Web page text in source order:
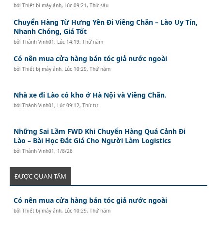
bởiThiết bị máy ảnh, Lúc 09:21, Thứ sáu
Chuyển Hàng Từ Hưng Yên Đi Viêng Chăn – Lào Uy Tín,
Nhanh Chóng, Giá Tốt
bởiThành Vinh01, Lúc 14:19, Thứ năm
Có nên mua cửa hàng bán tóc giả nước ngoài
bởiThiết bị máy ảnh, Lúc 10:29, Thứ năm
Nhà xe đi Lào có kho ở Hà Nội và Viêng Chăn.
bởiThành Vinh01, Lúc 09:12, Thứ tư
Những Sai Lầm FWD Khi Chuyển Hàng Quá Cảnh Đi
Lào – Bài Học Đắt Giá Cho Người Làm Logistics
bởiThành Vinh01, 1/8/26
ĐƯỢC QUAN TÂM
Có nên mua cửa hàng bán tóc giả nước ngoài
bởiThiết bị máy ảnh, Lúc 10:29, Thứ năm